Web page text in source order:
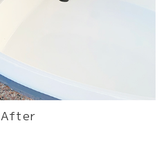
After